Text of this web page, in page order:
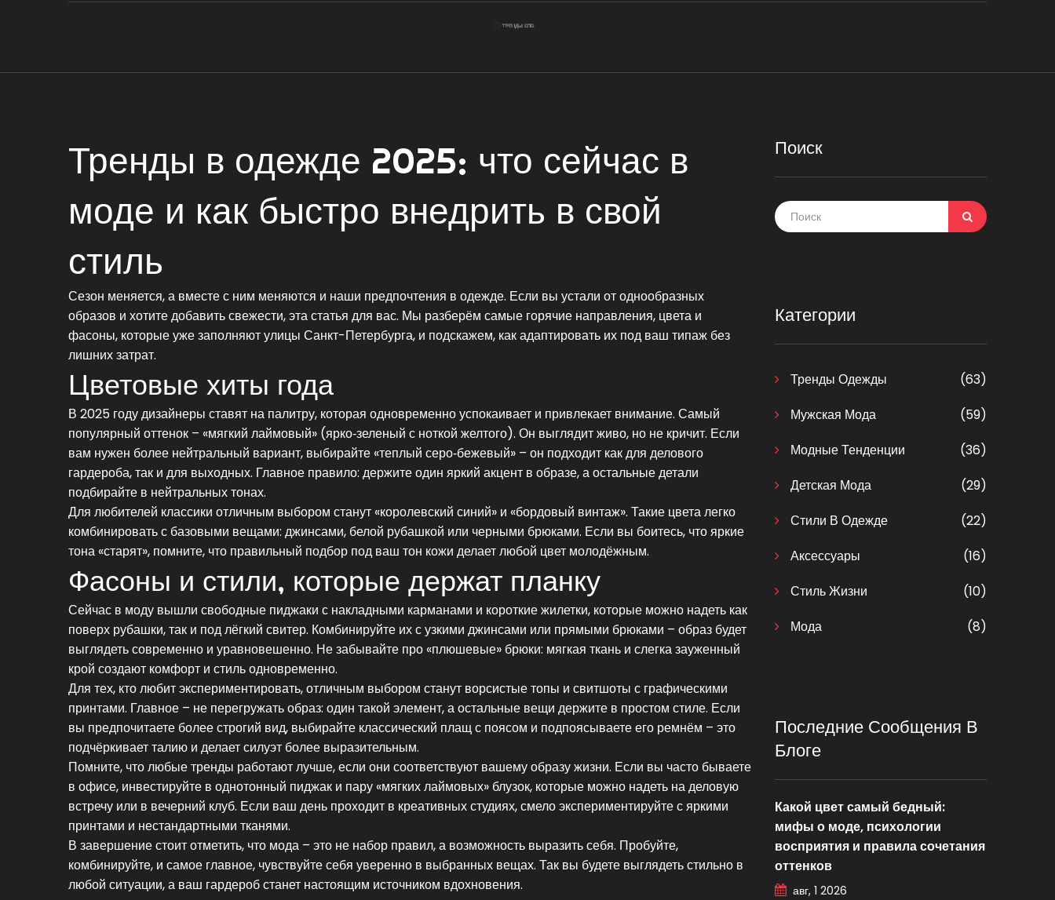
Тренды в одежде 2025: что сейчас в
моде и как быстро внедрить в свой
стиль
Сезон меняется, а вместе с ним меняются и наши предпочтения в одежде. Если вы устали от однообразных
образов и хотите добавить свежести, эта статья для вас. Мы разберём самые горячие направления, цвета и
фасоны, которые уже заполняют улицы Санкт-Петербурга, и подскажем, как адаптировать их под ваш типаж без
лишних затрат.
Цветовые хиты года
В 2025 году дизайнеры ставят на палитру, которая одновременно успокаивает и привлекает внимание. Самый
популярный оттенок – «мягкий лаймовый» (ярко‑зеленый с ноткой желтого). Он выглядит живо, но не кричит. Если
вам нужен более нейтральный вариант, выбирайте «теплый серо‑бежевый» – он подходит как для делового
гардероба, так и для выходных. Главное правило: держите один яркий акцент в образе, а остальные детали
подбирайте в нейтральных тонах.
Для любителей классики отличным выбором станут «королевский синий» и «бордовый винтаж». Такие цвета легко
комбинировать с базовыми вещами: джинсами, белой рубашкой или черными брюками. Если вы боитесь, что яркие
тона «старят», помните, что правильный подбор под ваш тон кожи делает любой цвет молодёжным.
Фасоны и стили, которые держат планку
Сейчас в моду вышли свободные пиджаки с накладными карманами и короткие жилетки, которые можно надеть как
поверх рубашки, так и под лёгкий свитер. Комбинируйте их с узкими джинсами или прямыми брюками – образ будет
выглядеть современно и уравновешенно. Не забывайте про «плюшевые» брюки: мягкая ткань и слегка зауженный
крой создают комфорт и стиль одновременно.
Для тех, кто любит экспериментировать, отличным выбором станут ворсистые топы и свитшоты с графическими
принтами. Главное – не перегружать образ: один такой элемент, а остальные вещи держите в простом стиле. Если
вы предпочитаете более строгий вид, выбирайте классический плащ с поясом и подпоясываете его ремнём – это
подчёркивает талию и делает силуэт более выразительным.
Помните, что любые тренды работают лучше, если они соответствуют вашему образу жизни. Если вы часто бываете
в офисе, инвестируйте в однотонный пиджак и пару «мягких лаймовых» блузок, которые можно надеть на деловую
встречу или в вечерний клуб. Если ваш день проходит в креативных студиях, смело экспериментируйте с яркими
принтами и нестандартными тканями.
В завершение стоит отметить, что мода – это не набор правил, а возможность выразить себя. Пробуйте,
комбинируйте, и самое главное, чувствуйте себя уверенно в выбранных вещах. Так вы будете выглядеть стильно в
любой ситуации, а ваш гардероб станет настоящим источником вдохновения.
Поиск
Категории
Тренды Одежды
(63)
Мужская Мода
(59)
Модные Тенденции
(36)
Детская Мода
(29)
Стили В Одежде
(22)
Аксессуары
(16)
Стиль Жизни
(10)
Мода
(8)
Последние Сообщения В
Блоге
Какой цвет самый бедный:
мифы о моде, психологии
восприятия и правила сочетания
оттенков
авг, 1 2026